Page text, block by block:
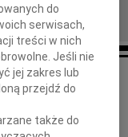
do
serwisach,
treści w nich
Jeśli nie
jej zakres lub
przejdź do
także do